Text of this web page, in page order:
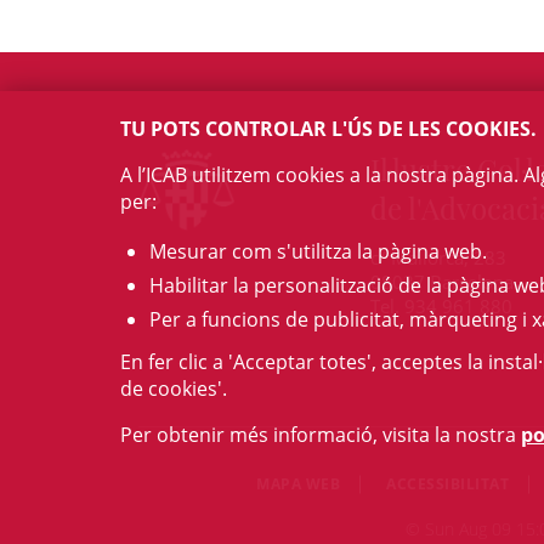
Il·lustre
c/ Mallorca, 283
08037 Barcelona
Tel. 934 961 880
© Sun Aug 09
TU POTS CONTROLAR L'ÚS DE LES COOKIES.
A l’ICAB utilitzem cookies a la nostra
per:
Mesurar com s'utilitza la pàgina web.
Habilitar la personalització de la pàgina
Per a funcions de publicitat, màrqueting i
En fer clic a 'Acceptar totes', acceptes la
de cookies'.
Per obtenir més informació, visita la nostra